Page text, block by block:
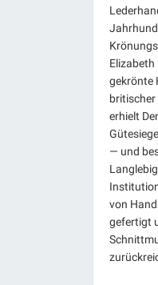
gekrönte
britischer
erhielt
— und
von
gefertigt